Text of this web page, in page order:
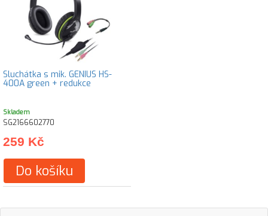
Sluchátka s mik. GENIUS HS-
400A green + redukce
Skladem
SG2166602770
259 Kč
Do košíku